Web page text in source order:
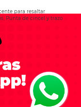
para resaltar
Punta de cincel y trazo